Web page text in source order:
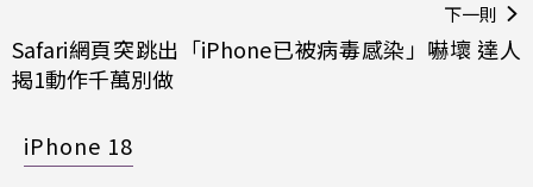
下一則
Safari網頁突跳出「iPhone已被病毒感染」嚇壞 達人
揭1動作千萬別做
iPhone 18